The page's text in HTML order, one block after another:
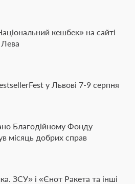
кешбек» на сайті
у Львові 7-9 серпня
Благодійному Фонду
місяць добрих справ
ЗСУ» і «Єнот Ракета та інші